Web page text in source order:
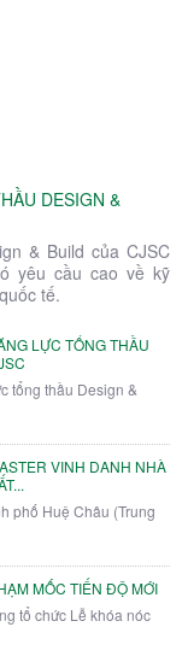
DESIGN &
& Build của CJSC
yêu cầu cao về kỹ
tế.
LỰC TỔNG THẦU
tổng thầu Design &
VINH DANH NHÀ
phố Huệ Châu (Trung
MỐC TIẾN ĐỘ MỚI
tổ chức Lễ khóa nóc